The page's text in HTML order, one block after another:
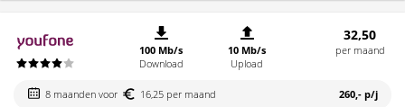
100 Mb/s
Download
10 Mb/s
Upload
32,50
per maand
8 maanden voor 16,25 per maand 260,- p/j